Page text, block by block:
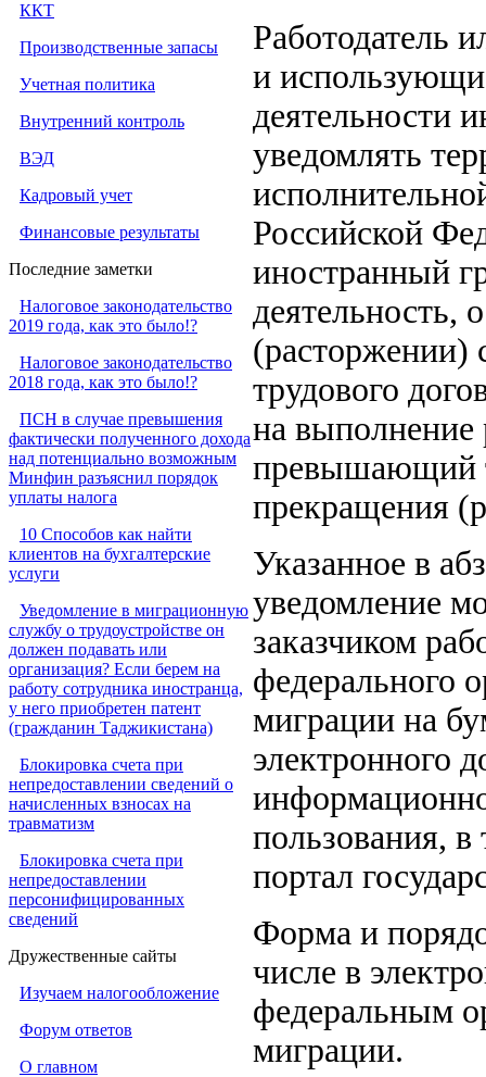
ККТ
Производственные запасы
Учетная политика
Внутренний контроль
ВЭД
Кадровый учет
Финансовые результаты
Последние заметки
Налоговое законодательство
2019 года, как это было!?
Налоговое законодательство
2018 года, как это было!?
ПСН в случае превышения
фактически полученного дохода
над потенциально возможным
Минфин разъяснил порядок
уплаты налога
10 Способов как найти
клиентов на бухгалтерские
услуги
Уведомление в миграционную
службу о трудоустройстве он
должен подавать или
организация? Если берем на
работу сотрудника иностранца,
у него приобретен патент
(гражданин Таджикистана)
Блокировка счета при
непредоставлении сведений о
начисленных взносах на
травматизм
Блокировка счета при
непредоставлении
персонифицированных
сведений
Дружественные сайты
Изучаем налогообложение
Форум ответов
О главном
Работодатель
и
деятельности
уведомлять
Российской
иностранный
деятельность,
(расторжении)
трудового
на выполнение
превышающий
прекращения
Указанное в
уведомление
заказчиком
федерального
миграции на
электронного
пользования,
портал
Форма и
числе в
федеральным
миграции.